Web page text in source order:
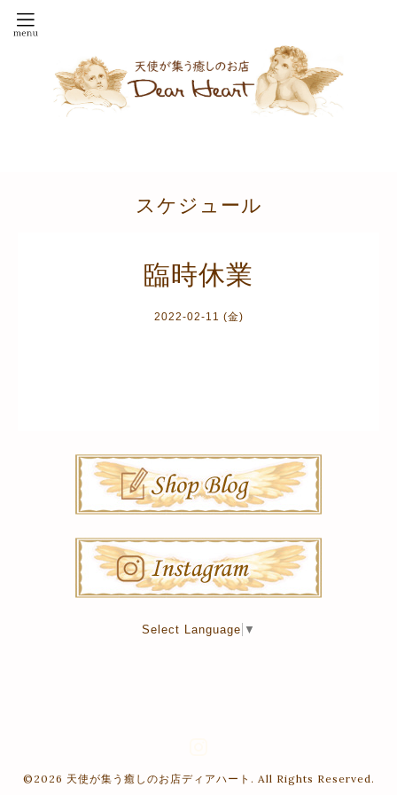
スケジュール
臨時休業
2022-02-11 (金)
Select Language ▼
©2026 天使が集う癒しのお店ディアハート . All Rights Reserved.